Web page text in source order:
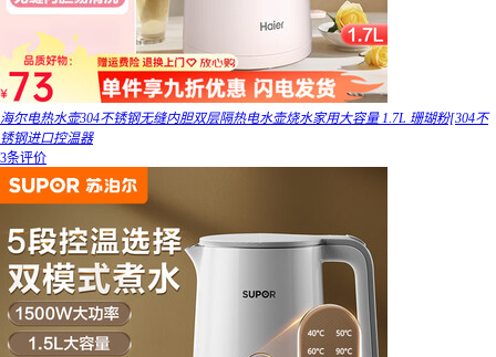
海尔电热水壶304不锈钢无缝内胆双层隔热电水壶烧水家用大容量 1.7L 珊瑚粉[304不
锈钢进口控温器
3条评价